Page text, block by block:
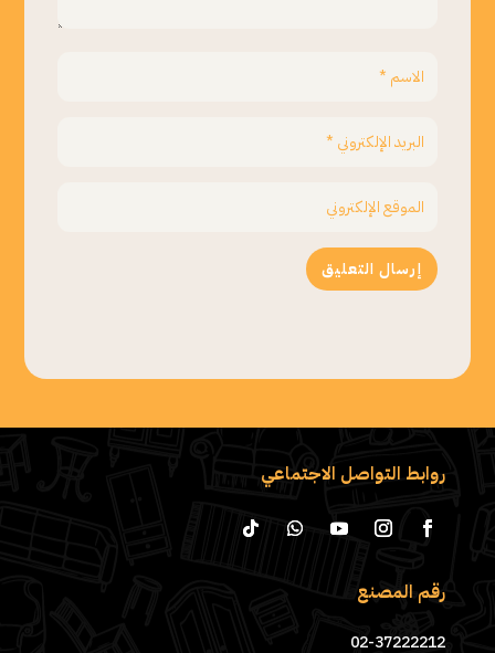
إرسال التعليق
روابط التواصل الاجتماعي
رقم المصنع
02-37222212